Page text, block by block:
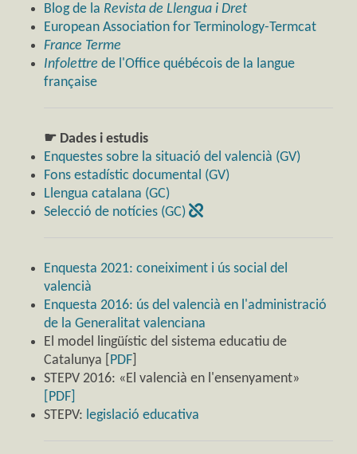
Blog de la Revista de Llengua i Dret
European Association for Terminology-Termcat
France Terme
Infolettre de l'Office québécois de la langue
française
☛ Dades i estudis
Enquestes sobre la situació del valencià (GV)
Fons estadístic documental (GV)
Llengua catalana (GC)
Selecció de notícies (GC)
Enquesta 2021: coneiximent i ús social del
valencià
Enquesta 2016: ús del valencià en l'administració
de la Generalitat valenciana
El model lingüístic del sistema educatiu de
Catalunya [ PDF
STEPV 2016: «El valencià en l'ensenyament»
[PDF]
STEPV: legislació educativa